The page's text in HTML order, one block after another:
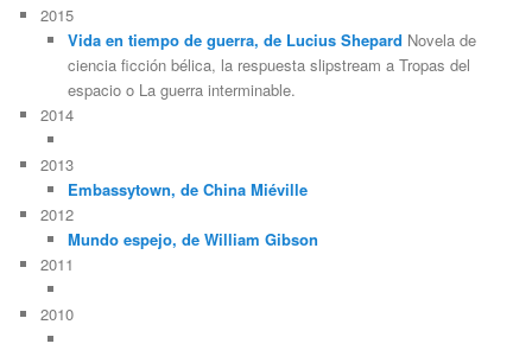
2015
Vida en tiempo de guerra, de Lucius Shepard Novela de
ciencia ficción bélica, la respuesta slipstream a Tropas del
espacio o La guerra interminable.
2014
2013
Embassytown, de China Miéville
2012
Mundo espejo, de William Gibson
2011
2010